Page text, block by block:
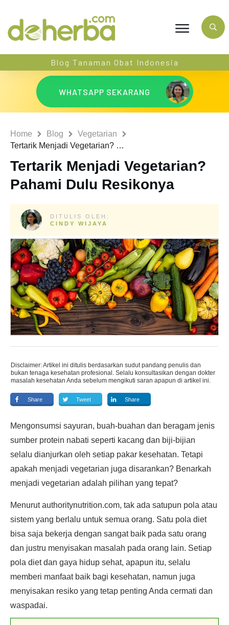
Blog Tanaman Obat Indonesia
WHATSAPP SEKARANG
Home Blog
Vegetarian
Tertarik Menjadi Vegetarian? Pahami Dulu Resikonya
Tertarik Menjadi Vegetarian?
Pahami Dulu Resikonya
DITULIS OLEH:
CINDY WIJAYA
Disclaimer: Artikel ini ditulis berdasarkan sudut pandang penulis dan
bukan tenaga kesehatan profesional. Selalu konsultasikan dengan dokter
masalah kesehatan Anda sebelum mengikuti saran apapun di artikel ini.
Share Tweet Share
Mengonsumsi sayuran, buah-buahan dan beragam jenis
sumber protein nabati seperti kacang dan biji-bijian
selalu dianjurkan oleh setiap pakar kesehatan. Tetapi
apakah menjadi vegetarian juga disarankan? Benarkah
menjadi vegetarian adalah pilihan yang tepat?
Menurut authoritynutrition.com, tak ada satupun pola atau
sistem yang berlalu untuk semua orang. Satu pola diet
bisa saja bekerja dengan sangat baik pada satu orang
dan justru menyisakan masalah pada orang lain. Setiap
pola diet dan gaya hidup sehat, apapun itu, selalu
memberi manfaat baik bagi kesehatan, namun juga
menyisakan resiko yang tetap penting Anda cermati dan
waspadai.